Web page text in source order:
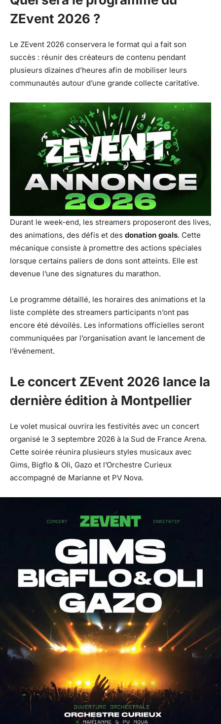
ZEvent 2026 ?
Le ZEvent 2026 conservera le format qui a fait son
succès : réunir des créateurs de contenu pendant
plusieurs dizaines d’heures afin de mobiliser leurs
communautés autour d’une grande collecte caritative.
Durant le week-end, les streamers proposeront des lives,
des animations, des défis et des donation goals. Cette
mécanique consiste à promettre des actions spéciales
lorsque certains paliers de dons sont atteints. Elle est
devenue l’une des signatures du marathon.
Le programme détaillé, les horaires des animations et la
liste complète des streamers participants n’ont pas
encore été dévoilés. Les informations officielles seront
communiquées par l’organisation avant le lancement de
l’événement.
Le concert ZEvent 2026 lance la
dernière édition à Montpellier
Le volet musical ouvrira les festivités avec un concert
organisé le 3 septembre 2026 à la Sud de France Arena.
Cette soirée réunira plusieurs styles musicaux avec
Gims, Bigflo & Oli, Gazo et l’Orchestre Curieux
accompagné de Marianne et PV Nova.